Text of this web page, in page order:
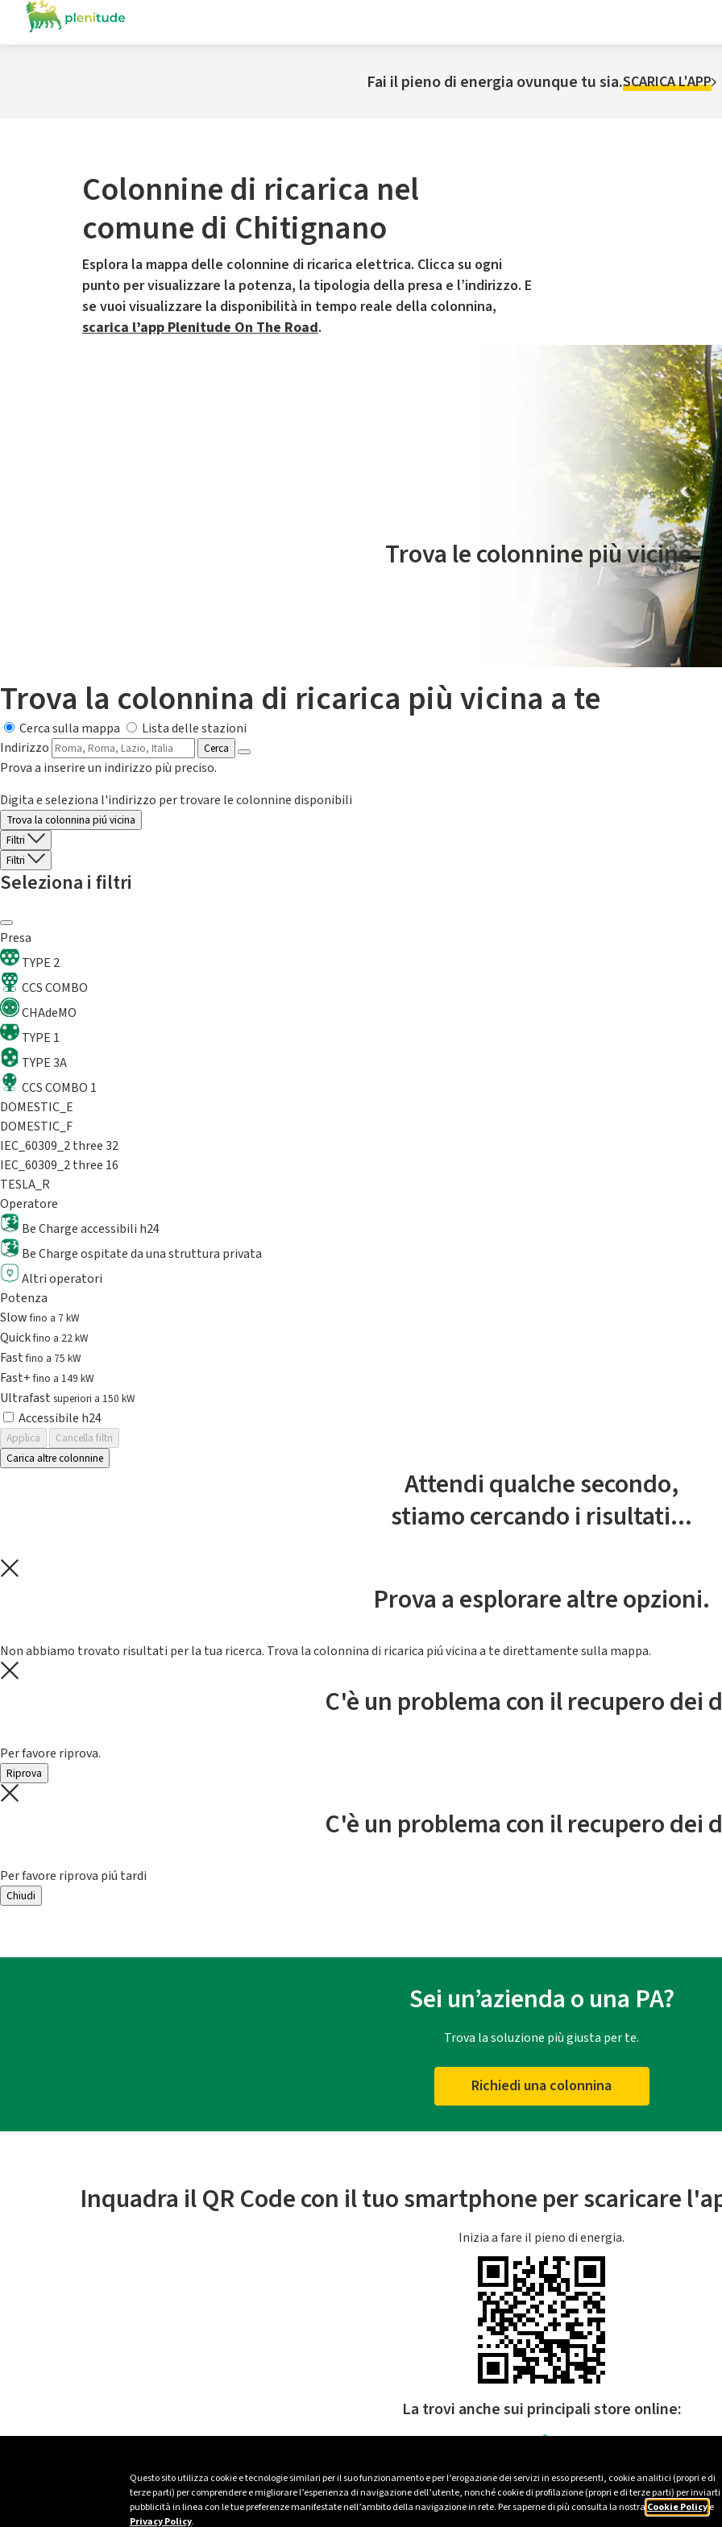
Questo sito utilizza cookie e tecnologie similari per il suo funzionamento e per l’erogazione dei servizi in esso presenti, cookie analitici (propri e di
terze parti) per comprendere e migliorare l’esperienza di navigazione dell’utente, nonché cookie di profilazione (propri e di terze parti) per inviarti
pubblicità in linea con le tue preferenze manifestate nell’ambito della navigazione in rete. Per saperne di più consulta la nostra Cookie Policye
Privacy Policy.
Fai il pieno di energia ovunque tu sia.SCARICA L'APP
Colonnine di ricarica nel
comune di Chitignano
Esplora la mappa delle colonnine di ricarica elettrica. Clicca su ogni
punto per visualizzare la potenza, la tipologia della presa e l’indirizzo. E
se vuoi visualizzare la disponibilità in tempo reale della colonnina,
scarica l’app Plenitude On The Road.
Il servizio di mobilità elettrica è gestito da Plenitude On The Road
Trova le colonnine più vicine.
Trova la colonnina di ricarica più vicina a te
Cerca sulla mappa
Lista delle stazioni
Indirizzo
Cerca
Prova a inserire un indirizzo più preciso.
Digita e seleziona l'indirizzo per trovare le colonnine disponibili
Trova la colonnina piú vicina
Filtri
Filtri
Seleziona i filtri
Presa
TYPE 2
CCS COMBO
CHAdeMO
TYPE 1
TYPE 3A
CCS COMBO 1
DOMESTIC_E
DOMESTIC_F
IEC_60309_2 three 32
IEC_60309_2 three 16
TESLA_R
Operatore
Be Charge accessibili h24
Be Charge ospitate da una struttura privata
Altri operatori
Potenza
Slowfino a 7 kW
Quickfino a 22 kW
Fastfino a 75 kW
Fast+fino a 149 kW
Ultrafast superiori a 150 kW
Accessibile h24
Applica
Cancella filtri
Carica altre colonnine
Attendi qualche secondo,
stiamo cercando i risultati...
Prova a esplorare altre opzioni.
Non abbiamo trovato risultati per la tua ricerca. Trova la colonnina di ricarica piú vicina a te direttamente sulla mappa.
C'è un problema con il recupero dei
Per favore riprova.
Riprova
C'è un problema con il recupero dei
Per favore riprova piú tardi
Chiudi
Sei un’azienda o una PA?
Trova la soluzione più giusta per te.
Richiedi una colonnina
Inquadra il QR Code con il tuo smartphone per scaricare
Inizia a fare il pieno di energia.
La trovi anche sui principali store online: